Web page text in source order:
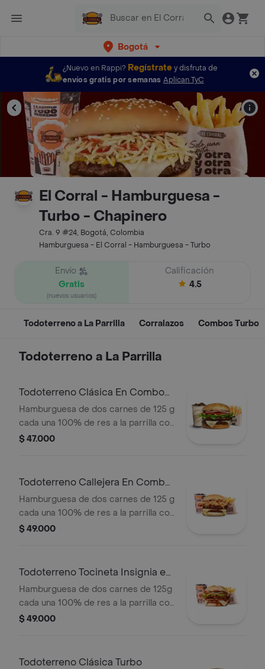
Bogotá
¿Nuevo en Rappi? Regístratey disfruta de
envíos gratis por semanas Aplican TyC
El Corral - Hamburguesa -
Turbo - Chapinero
Cra. 9 #24, Bogotá, Colombia
Hamburguesa - El Corral - Hamburguesa - Turbo
Envío
Gratis
(nuevos usuarios)
Calificación
4.5
Todoterreno a La Parrilla Corralazos Combos Turbo
Todoterreno a La Parrilla
Todoterreno Clásica En Combo
Turbo
Hamburguesa de dos carnes de 125 g
cada una 100% de res a la parrilla con
salsa bbq, queso mozzarella, lechuga,
$ 47.000
Todoterreno Callejera En Combo
Turbo
Hamburguesa de dos carnes de 125 g
cada una 100% de res a la parrilla con
salsa bbq, tocineta, queso mozzarella,
$ 49.000
Todoterreno Tocineta Insignia en
combo
Hamburguesa de dos carnes de 125g
cada una 100% de res a la parrilla con
salsa BBQ, tocineta, queso
tomate y mostaza en pan papa +
$ 49.000
Todoterreno Clásica Turbo